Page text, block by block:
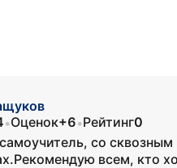
•Оценок+6•Рейтинг0
со
всем, кто